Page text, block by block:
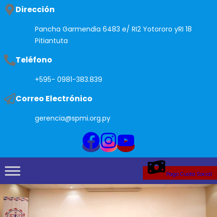
Saltar
contenido
Dirección
Pancha Garmendia 6483 e/ RI2 Yotororo yRI 18
Pitiantuta
Teléfono
+595- 0981-383.839
Correo Electrónico
gerencia@spmi.org.py
Pago Cuota Social